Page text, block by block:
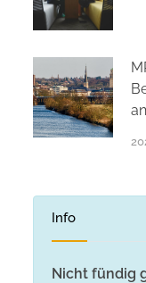
Info
Nicht fündig